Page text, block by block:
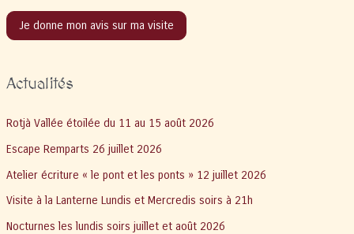
Je donne mon avis sur ma visite
Actualités
Rotjà Vallée étoilée du 11 au 15 août 2026
Escape Remparts 26 juillet 2026
Atelier écriture « le pont et les ponts » 12 juillet 2026
Visite à la Lanterne Lundis et Mercredis soirs à 21h
Nocturnes les lundis soirs juillet et août 2026